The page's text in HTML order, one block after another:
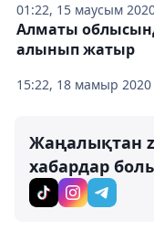
01:22, 15 маусым
15:22, 18 мамыр 2020
Алматы
алынып жатыр
Жаңалықтан
хабардар